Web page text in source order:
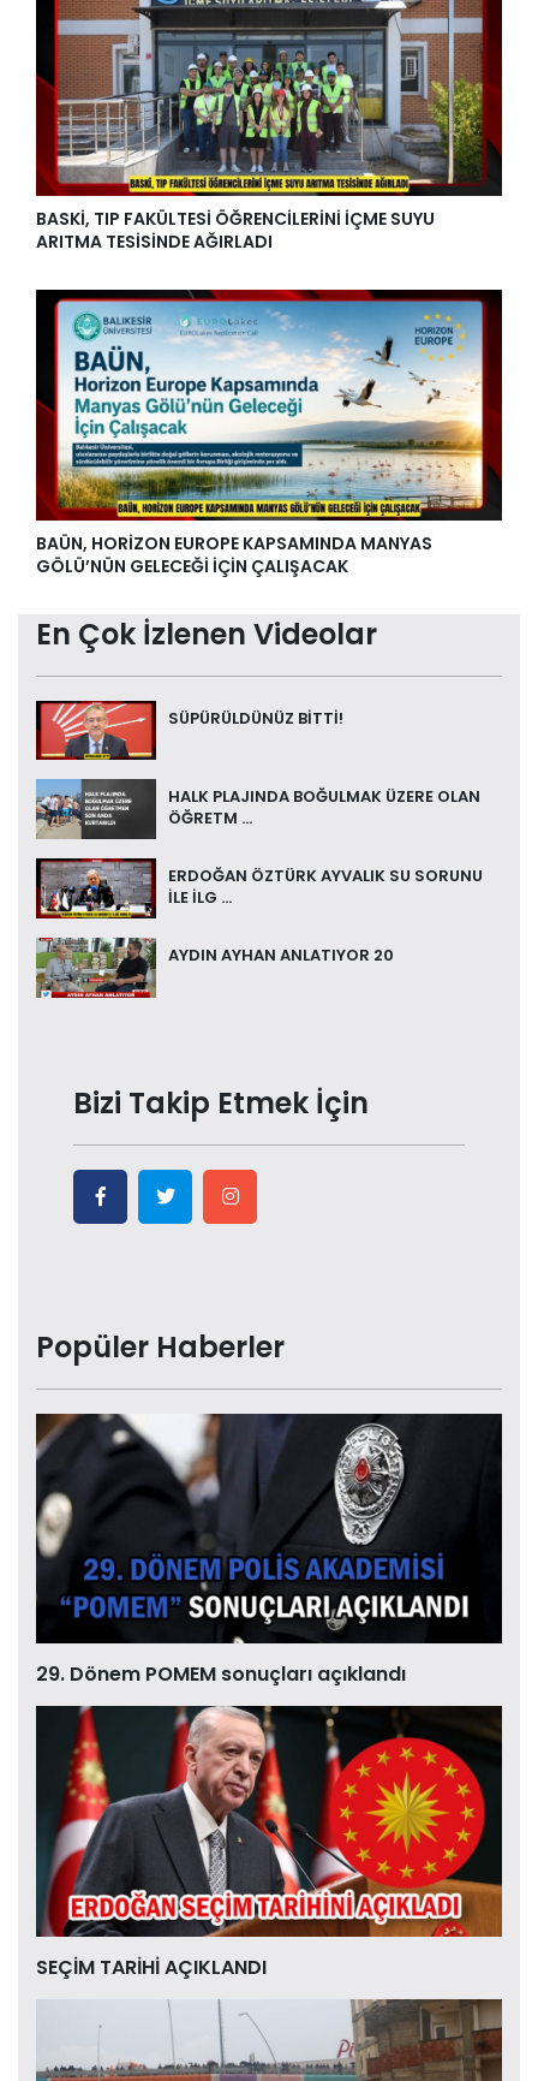
BASKİ, TIP FAKÜLTESİ ÖĞRENCİLERİNİ İÇME SUYU
ARITMA TESİSİNDE AĞIRLADI
BAÜN, HORİZON EUROPE KAPSAMINDA MANYAS
GÖLÜ’NÜN GELECEĞİ İÇİN ÇALIŞACAK
En Çok İzlenen Videolar
SÜPÜRÜLDÜNÜZ BİTTİ!
HALK PLAJINDA BOĞULMAK ÜZERE OLAN
ÖĞRETM ...
ERDOĞAN ÖZTÜRK AYVALIK SU SORUNU
İLE İLG ...
AYDIN AYHAN ANLATIYOR 20
Bizi Takip Etmek İçin
Popüler Haberler
29. Dönem POMEM sonuçları açıklandı
SEÇİM TARİHİ AÇIKLANDI